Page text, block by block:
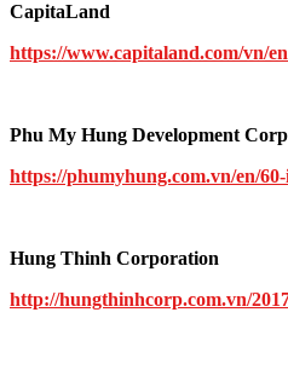
CapitaLand
https://www.capitaland.com/vn/
Phu My Hung Development Corp
https://phumyhung.com.vn/en/
Hung Thinh Corporation
http://hungthinhcorp.com.vn/